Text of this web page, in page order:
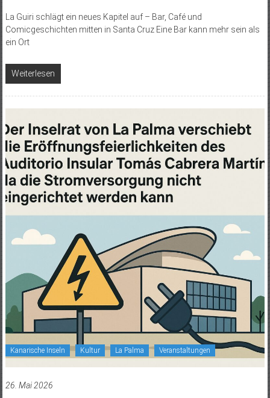
La Guiri schlägt ein neues Kapitel auf – Bar, Café und
Comicgeschichten mitten in Santa Cruz Eine Bar kann mehr sein als
ein Ort
Weiterlesen
Kanarische Inseln Kultur La Palma Veranstaltungen
26. Mai 2026